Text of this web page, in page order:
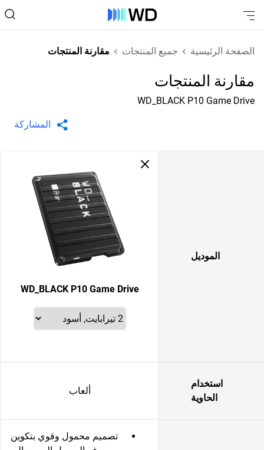
الصفحة الرئيسية جميع المنتجات مقارنة المنتجات
مقارنة المنتجات
WD_BLACK P10 Game Drive
المشاركة
الموديل
WD_BLACK P10 Game Drive
استخدام
الحاوية
ألعاب
تصميم محمول وقوي بتكوين